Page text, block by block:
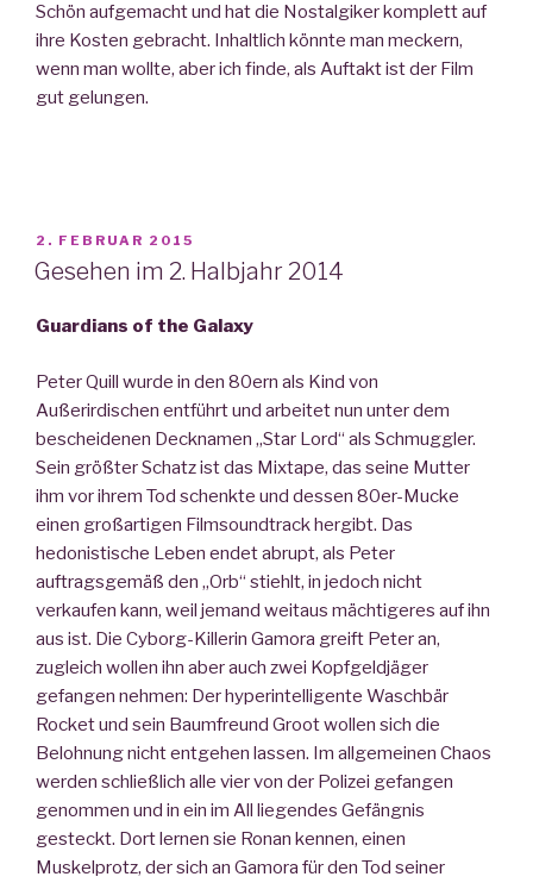
Schön aufgemacht und hat die Nostalgiker komplett auf
ihre Kosten gebracht. Inhaltlich könnte man meckern,
wenn man wollte, aber ich finde, als Auftakt ist der Film
gut gelungen.
VERÖFFENTLICHT
AM
2. FEBRUAR 2015
Gesehen im 2. Halbjahr 2014
Guardians of the Galaxy
Peter Quill wurde in den 80ern als Kind von
Außerirdischen entführt und arbeitet nun unter dem
bescheidenen Decknamen „Star Lord“ als Schmuggler.
Sein größter Schatz ist das Mixtape, das seine Mutter
ihm vor ihrem Tod schenkte und dessen 80er-Mucke
einen großartigen Filmsoundtrack hergibt. Das
hedonistische Leben endet abrupt, als Peter
auftragsgemäß den „Orb“ stiehlt, in jedoch nicht
verkaufen kann, weil jemand weitaus mächtigeres auf ihn
aus ist. Die Cyborg-Killerin Gamora greift Peter an,
zugleich wollen ihn aber auch zwei Kopfgeldjäger
gefangen nehmen: Der hyperintelligente Waschbär
Rocket und sein Baumfreund Groot wollen sich die
Belohnung nicht entgehen lassen. Im allgemeinen Chaos
werden schließlich alle vier von der Polizei gefangen
genommen und in ein im All liegendes Gefängnis
gesteckt. Dort lernen sie Ronan kennen, einen
Muskelprotz, der sich an Gamora für den Tod seiner